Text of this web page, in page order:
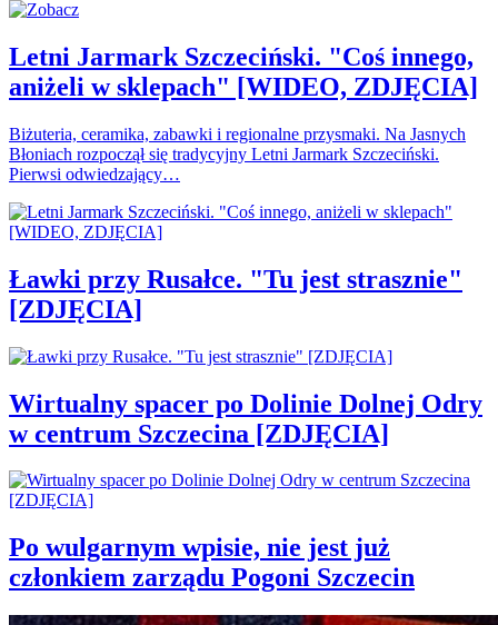
Letni Jarmark Szczeciński. "Coś innego,
aniżeli w sklepach" [WIDEO, ZDJĘCIA]
Biżuteria, ceramika, zabawki i regionalne przysmaki. Na Jasnych
Błoniach rozpoczął się tradycyjny Letni Jarmark Szczeciński.
Pierwsi odwiedzający…
Ławki przy Rusałce. "Tu jest strasznie"
[ZDJĘCIA]
Wirtualny spacer po Dolinie Dolnej Odry
w centrum Szczecina [ZDJĘCIA]
Po wulgarnym wpisie, nie jest już
członkiem zarządu Pogoni Szczecin